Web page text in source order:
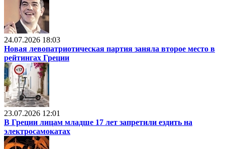
24.07.2026 18:03
Новая левопатриотическая партия заняла второе место в
рейтингах Греции
23.07.2026 12:01
В Греции лицам младше 17 лет запретили ездить на
электросамокатах